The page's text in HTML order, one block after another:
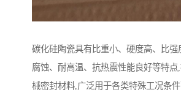
碳化硅陶瓷具有比重小、硬度高、比强
腐蚀、耐高温、抗热震性能良好等特
械密封材料,广泛用于各类特殊工况条